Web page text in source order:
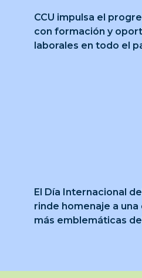
CCU impulsa el
con formación y
laborales en todo el
El Día Internacional
rinde homenaje a una
más emblemáticas